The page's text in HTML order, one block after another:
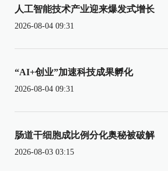
人工智能技术产业迎来爆发式增长
2026-08-04 09:31
“AI+创业”加速科技成果孵化
2026-08-04 09:31
肠道干细胞成比例分化奥秘被破解
2026-08-03 03:15